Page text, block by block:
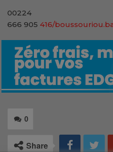
00224
666 905 416/
0
Share